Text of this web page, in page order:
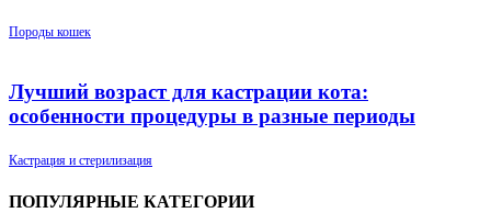
Породы кошек
Лучший возраст для кастрации кота:
особенности процедуры в разные периоды
Кастрация и стерилизация
ПОПУЛЯРНЫЕ КАТЕГОРИИ